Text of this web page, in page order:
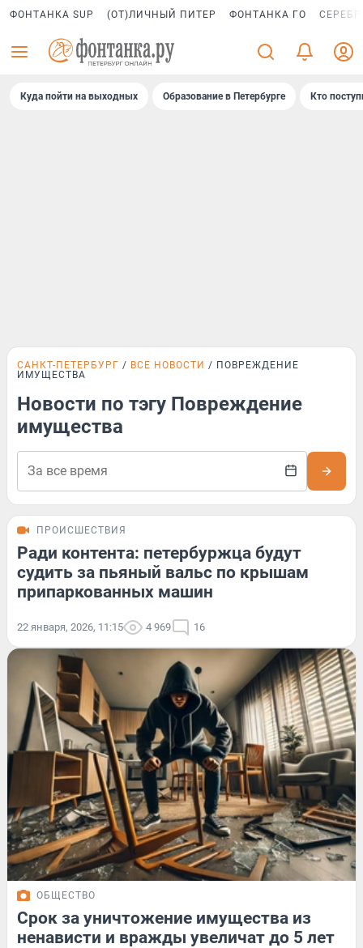
ФОНТАНКА SUP (ОТ)ЛИЧНЫЙ ПИТЕР ФОНТАНКА ГО
Куда пойти на выходных Образование в Петербурге Кто
САНКТ-ПЕТЕРБУРГ ВСЕ НОВОСТИ
ПОВРЕЖДЕНИЕ
ИМУЩЕСТВА
Новости по тэгу Повреждение
имущества
ПРОИСШЕСТВИЯ
Ради контента: петербуржца будут
судить за пьяный вальс по крышам
припаркованных машин
22 января, 2026, 11:15 4 969 16
ОБЩЕСТВО
Срок за уничтожение имущества из
ненависти и вражды увеличат до 5 лет